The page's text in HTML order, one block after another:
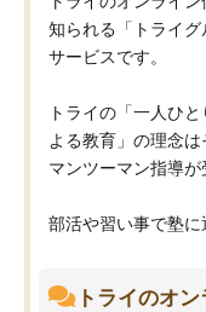
知られる「トライ
サービスです。
トライの「一人ひ
よる教育」の理念
マンツーマン指導が
部活や習い事で塾に
トライのオ